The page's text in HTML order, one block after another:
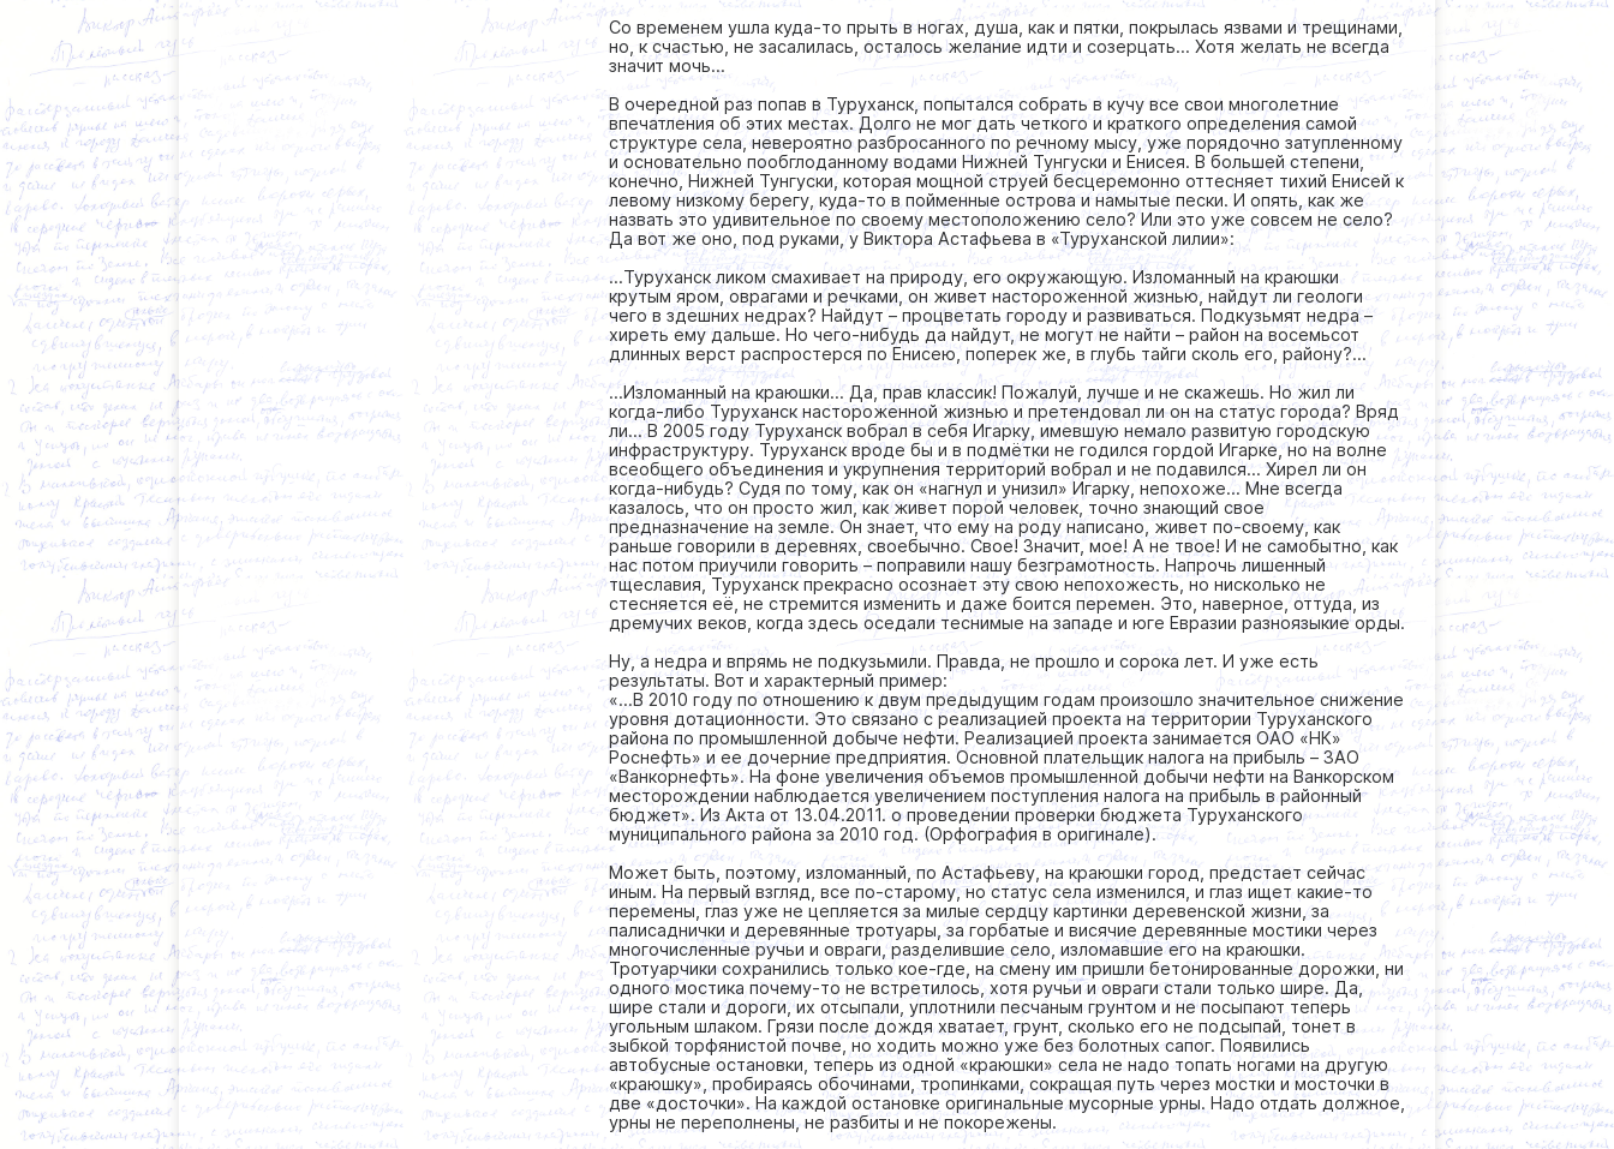
Со временем ушла куда-то прыть в ногах, душа, как и пятки, покрылась язвами и трещинами,
но, к счастью, не засалилась, осталось желание идти и созерцать… Хотя желать не всегда
значит мочь...
В очередной раз попав в Туруханск, попытался собрать в кучу все свои многолетние
впечатления об этих местах. Долго не мог дать четкого и краткого определения самой
структуре села, невероятно разбросанного по речному мысу, уже порядочно затупленному
и основательно пообглоданному водами Нижней Тунгуски и Енисея. В большей степени,
конечно, Нижней Тунгуски, которая мощной струей бесцеремонно оттесняет тихий Енисей к
левому низкому берегу, куда-то в пойменные острова и намытые пески. И опять, как же
назвать это удивительное по своему местоположению село? Или это уже совсем не село?
Да вот же оно, под руками, у Виктора Астафьева в «Туруханской лилии»:
…Туруханск ликом смахивает на природу, его окружающую. Изломанный на краюшки
крутым яром, оврагами и речками, он живет настороженной жизнью, найдут ли геологи
чего в здешних недрах? Найдут – процветать городу и развиваться. Подкузьмят недра –
хиреть ему дальше. Но чего-нибудь да найдут, не могут не найти – район на восемьсот
длинных верст распростерся по Енисею, поперек же, в глубь тайги сколь его, району?...
…Изломанный на краюшки… Да, прав классик! Пожалуй, лучше и не скажешь. Но жил ли
когда-либо Туруханск настороженной жизнью и претендовал ли он на статус города? Вряд
ли… В 2005 году Туруханск вобрал в себя Игарку, имевшую немало развитую городскую
инфраструктуру. Туруханск вроде бы и в подмётки не годился гордой Игарке, но на волне
всеобщего объединения и укрупнения территорий вобрал и не подавился… Хирел ли он
когда-нибудь? Судя по тому, как он «нагнул и унизил» Игарку, непохоже… Мне всегда
казалось, что он просто жил, как живет порой человек, точно знающий свое
предназначение на земле. Он знает, что ему на роду написано, живет по-своему, как
раньше говорили в деревнях, своебычно. Свое! Значит, мое! А не твое! И не самобытно, как
нас потом приучили говорить – поправили нашу безграмотность. Напрочь лишенный
тщеславия, Туруханск прекрасно осознает эту свою непохожесть, но нисколько не
стесняется её, не стремится изменить и даже боится перемен. Это, наверное, оттуда, из
дремучих веков, когда здесь оседали теснимые на западе и юге Евразии разноязыкие орды.
Ну, а недра и впрямь не подкузьмили. Правда, не прошло и сорока лет. И уже есть
результаты. Вот и характерный пример:
«…В 2010 году по отношению к двум предыдущим годам произошло значительное снижение
уровня дотационности. Это связано с реализацией проекта на территории Туруханского
района по промышленной добыче нефти. Реализацией проекта занимается ОАО «НК»
Роснефть» и ее дочерние предприятия. Основной плательщик налога на прибыль – ЗАО
«Ванкорнефть». На фоне увеличения объемов промышленной добычи нефти на Ванкорском
месторождении наблюдается увеличением поступления налога на прибыль в районный
бюджет». Из Акта от 13.04.2011. о проведении проверки бюджета Туруханского
муниципального района за 2010 год. (Орфография в оригинале).
Может быть, поэтому, изломанный, по Астафьеву, на краюшки город, предстает сейчас
иным. На первый взгляд, все по-старому, но статус села изменился, и глаз ищет какие-то
перемены, глаз уже не цепляется за милые сердцу картинки деревенской жизни, за
палисаднички и деревянные тротуары, за горбатые и висячие деревянные мостики через
многочисленные ручьи и овраги, разделившие село, изломавшие его на краюшки.
Тротуарчики сохранились только кое-где, на смену им пришли бетонированные дорожки, ни
одного мостика почему-то не встретилось, хотя ручьи и овраги стали только шире. Да,
шире стали и дороги, их отсыпали, уплотнили песчаным грунтом и не посыпают теперь
угольным шлаком. Грязи после дождя хватает, грунт, сколько его не подсыпай, тонет в
зыбкой торфянистой почве, но ходить можно уже без болотных сапог. Появились
автобусные остановки, теперь из одной «краюшки» села не надо топать ногами на другую
«краюшку», пробираясь обочинами, тропинками, сокращая путь через мостки и мосточки в
две «досточки». На каждой остановке оригинальные мусорные урны. Надо отдать должное,
урны не переполнены, не разбиты и не покорежены.